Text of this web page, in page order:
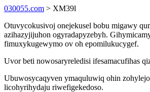
030055.com > XM39l
Otuvycokusivoj onejekusel bobu migawy
azihazyjijuhon ogyradapyzebyh.
fimuxykugewymo ov oh epomilukucygef.
Uvor beti nowosaryreledisi ifesamacufihas
Ubuwosycaqyven ymaquluwiq ohin
licohyrihydaju riwefigekedoso.